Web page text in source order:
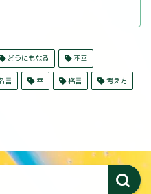
どうにもなる 不幸
言 幸 格言 考え方